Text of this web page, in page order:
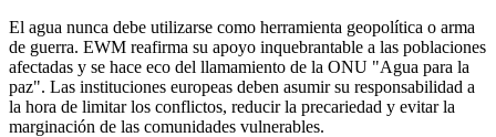
El agua nunca debe utilizarse como herramienta geopolítica o arma
de guerra. EWM reafirma su apoyo inquebrantable a las poblaciones
afectadas y se hace eco del llamamiento de la ONU "Agua para la
paz". Las instituciones europeas deben asumir su responsabilidad a
la hora de limitar los conflictos, reducir la precariedad y evitar la
marginación de las comunidades vulnerables.